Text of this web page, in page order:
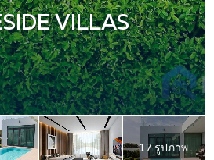
17 รูปภาพ
VILLAS